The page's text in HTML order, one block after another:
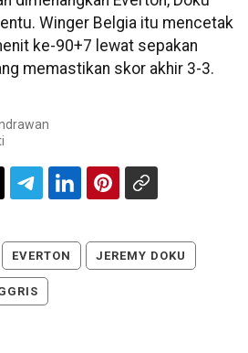
Winger Belgia itu mencetak
ke-90+7 lewat sepakan
memastikan skor akhir 3-3.
EVERTON JEREMY DOKU